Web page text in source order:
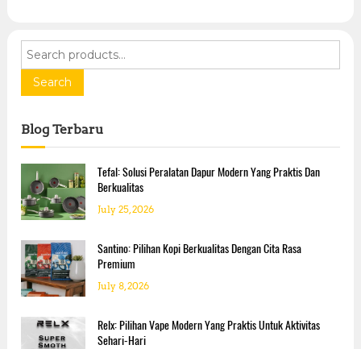
g
n
o
o
r
h
f
o
:
Search
Blog Terbaru
Tefal: Solusi Peralatan Dapur Modern Yang Praktis Dan
Berkualitas
July 25, 2026
Santino: Pilihan Kopi Berkualitas Dengan Cita Rasa
Premium
July 8, 2026
Relx: Pilihan Vape Modern Yang Praktis Untuk Aktivitas
Sehari-Hari